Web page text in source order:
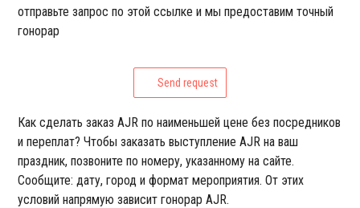
отправьте запрос по этой ссылке и мы предоставим точный
гонорар
Send request
Как сделать заказ AJR по наименьшей цене без посредников
и переплат? Чтобы заказать выступление AJR на ваш
праздник, позвоните по номеру, указанному на сайте.
Сообщите: дату, город и формат мероприятия. От этих
условий напрямую зависит гонорар AJR.